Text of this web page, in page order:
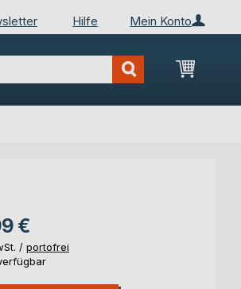
Mein Konto
Hilfe
Mein
€
/ portofrei